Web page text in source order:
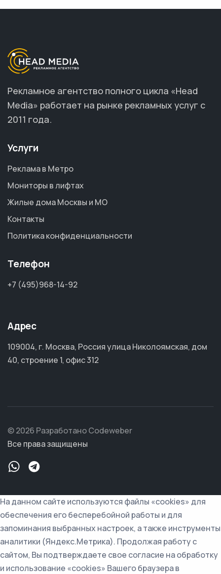
Рекламное агентство полного цикла «Head
Media» работает на рынке рекламных услуг с
2011 года.
Услуги
Реклама в Метро
Мониторы в лифтах
Жилые дома Москвы и МО
Контакты
Политика конфиденциальности
Телефон
+7 (495)968-14-92
Адрес
109004, г. Москва, Россия улица Николоямская, дом
40, строение 1, офис 312
© 2026 Разработано Codeweber
Все права защищены
На данном сайте используются файлы «cookies» для
обеспечения его бесперебойной работы и для
запоминания выбранных настроек, а также инструменты
аналитики (Яндекс.Метрика). Продолжая работу с
сайтом, Вы подтверждаете свое согласие на обработку
и использование «cookies» Вашего браузера в